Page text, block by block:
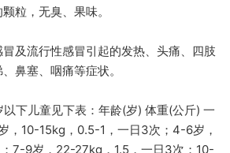
粒，无臭、果味。
及流行性感冒引起的发热、头痛、四肢
鼻塞、咽痛等症状。
下儿童见下表：年龄(岁) 体重(公斤) 一
，10-15kg，0.5-1，一日3次；4-6岁，
7-9岁，22-27kg，1.5，一日3次；10-